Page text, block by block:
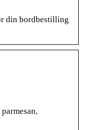
din bordbestilling